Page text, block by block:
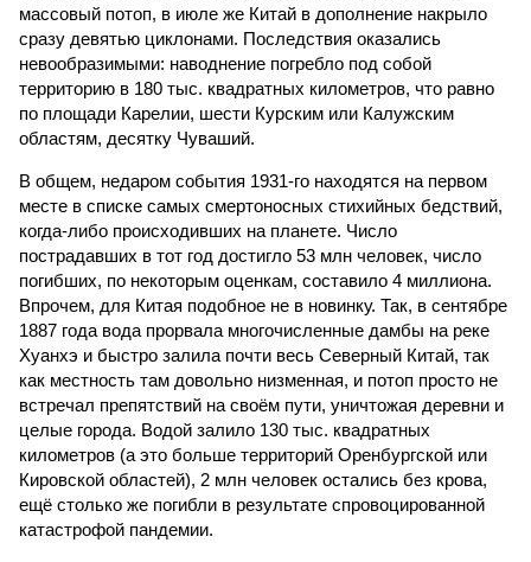
массовый потоп, в июле же Китай в дополнение накрыло
сразу девятью циклонами. Последствия оказались
невообразимыми: наводнение погребло под собой
территорию в 180 тыс. квадратных километров, что равно
по площади Карелии, шести Курским или Калужским
областям, десятку Чуваший.
В общем, недаром события 1931-го находятся на первом
месте в списке самых смертоносных стихийных бедствий,
когда-либо происходивших на планете. Число
пострадавших в тот год достигло 53 млн человек, число
погибших, по некоторым оценкам, составило 4 миллиона.
Впрочем, для Китая подобное не в новинку. Так, в сентябре
1887 года вода прорвала многочисленные дамбы на реке
Хуанхэ и быстро залила почти весь Северный Китай, так
как местность там довольно низменная, и потоп просто не
встречал препятствий на своём пути, уничтожая деревни и
целые города. Водой залило 130 тыс. квадратных
километров (а это больше территорий Оренбургской или
Кировской областей), 2 млн человек остались без крова,
ещё столько же погибли в результате спровоцированной
катастрофой пандемии.